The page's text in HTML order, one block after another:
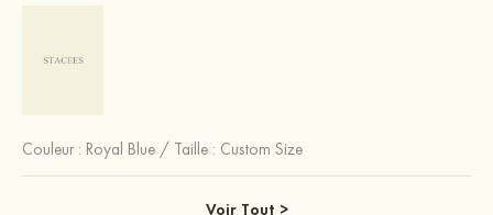
Couleur : Royal Blue / Taille : Custom Size
Voir Tout >